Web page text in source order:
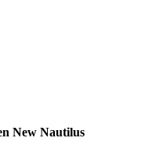
New Nautilus